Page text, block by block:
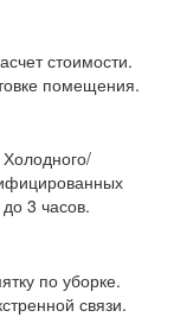
стоимости.
помещения.
3 часов.
по уборке.
связи.